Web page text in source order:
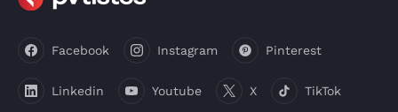
Facebook Instagram Pinterest
Linkedin Youtube X TikTok